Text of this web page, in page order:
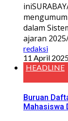
dalam
ajaran
redaksi
11 April
HEADLINE
Buruan
Mahasiswa